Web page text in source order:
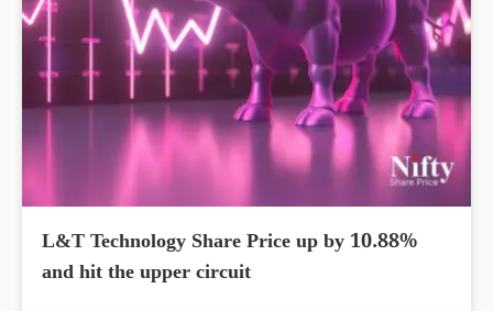
L&T Technology Share Price up by 10.88%
and hit the upper circuit